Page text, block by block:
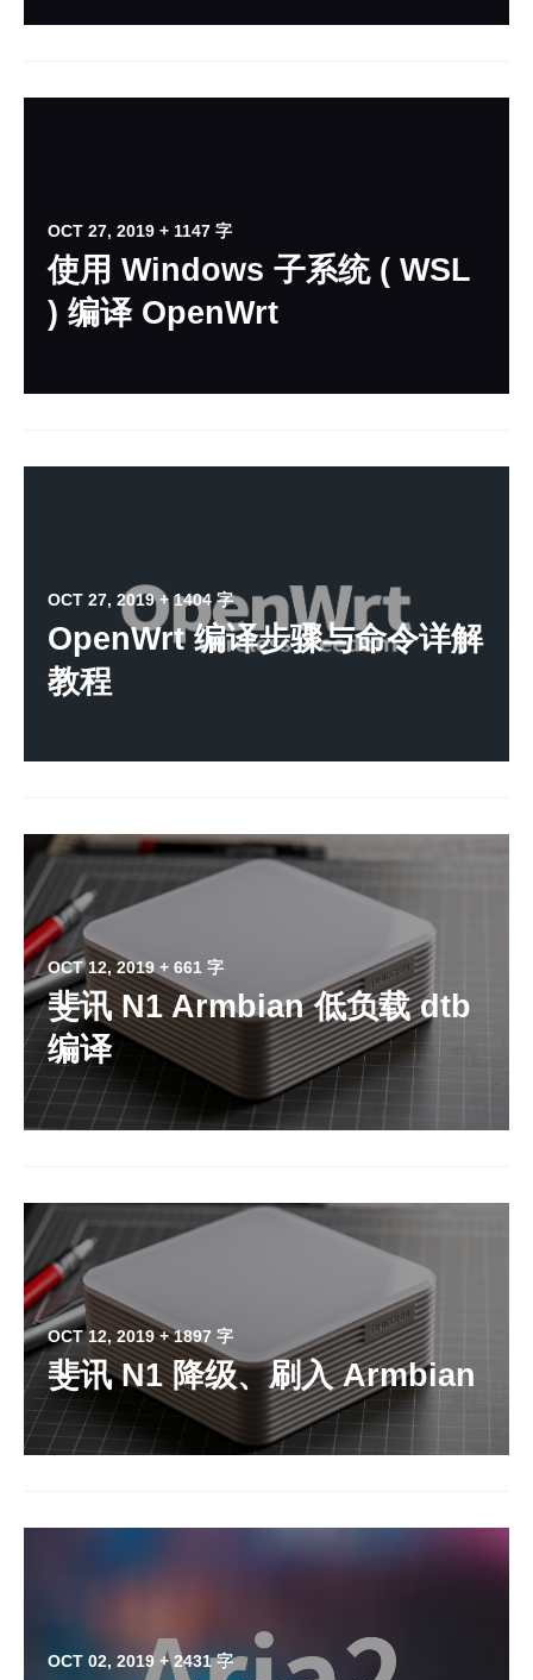
OCT 27, 2019 + 1147 字
使用 Windows 子系统 ( WSL
) 编译 OpenWrt
OCT 27, 2019 + 1404 字
OpenWrt 编译步骤与命令详解
教程
OCT 12, 2019 + 661 字
斐讯 N1 Armbian 低负载 dtb
编译
OCT 12, 2019 + 1897 字
斐讯 N1 降级、刷入 Armbian
OCT 02, 2019 + 2431 字